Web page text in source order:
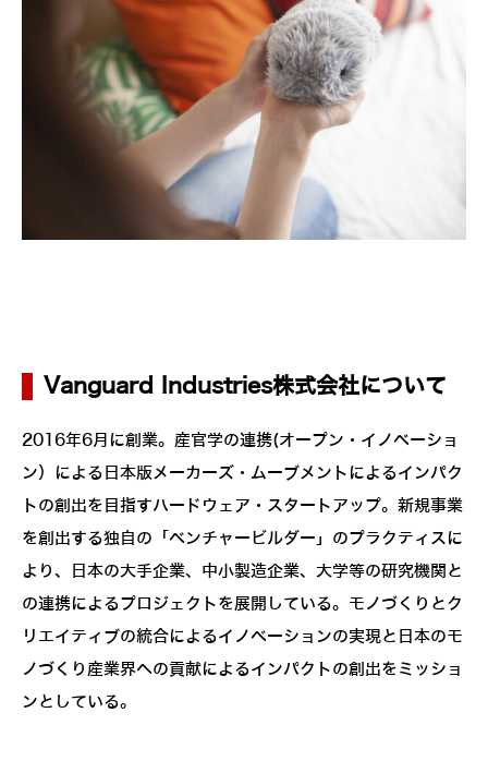
Vanguard Industries株式会社について
2016年6月に創業。産官学の連携(オープン・イノベーショ
ン）による日本版メーカーズ・ムーブメントによるインパク
トの創出を目指すハードウェア・スタートアップ。新規事業
を創出する独自の「ベンチャービルダー」のプラクティスに
より、日本の大手企業、中小製造企業、大学等の研究機関と
の連携によるプロジェクトを展開している。モノづくりとク
リエイティブの統合によるイノベーションの実現と日本のモ
ノづくり産業界への貢献によるインパクトの創出をミッショ
ンとしている。